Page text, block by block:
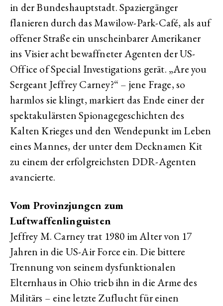
in der Bundeshauptstadt. Spaziergänger
flanieren durch das Mawilow-Park-Café, als auf
offener Straße ein unscheinbarer Amerikaner
ins Visier acht bewaffneter Agenten der US-
Office of Special Investigations gerät. „Are you
Sergeant Jeffrey Carney?“ – jene Frage, so
harmlos sie klingt, markiert das Ende einer der
spektakulärsten Spionagegeschichten des
Kalten Krieges und den Wendepunkt im Leben
eines Mannes, der unter dem Decknamen Kit
zu einem der erfolgreichsten DDR-Agenten
avancierte.
Vom Provinzjungen zum
Luftwaffenlinguisten
Jeffrey M. Carney trat 1980 im Alter von 17
Jahren in die US-Air Force ein. Die bittere
Trennung von seinem dysfunktionalen
Elternhaus in Ohio trieb ihn in die Arme des
Militärs – eine letzte Zuflucht für einen